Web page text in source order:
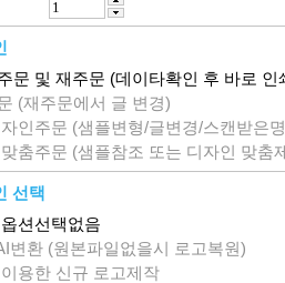
문 및 재주문 (데이타확인 후 바로 인
(재주문에서 글 변경)
인주문 (샘플변형/글변경/스캔받은
춤주문 (샘플참조 또는 디자인 맞춤
선택
션선택없음
변환 (원본파일없을시 로고복원)
용한 신규 로고제작